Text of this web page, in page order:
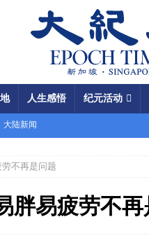
人生感悟 纪元活动
大陆新闻
国际新闻
盟控制马六甲海峡 视频
国际新闻
不再是问题
胖易疲劳不